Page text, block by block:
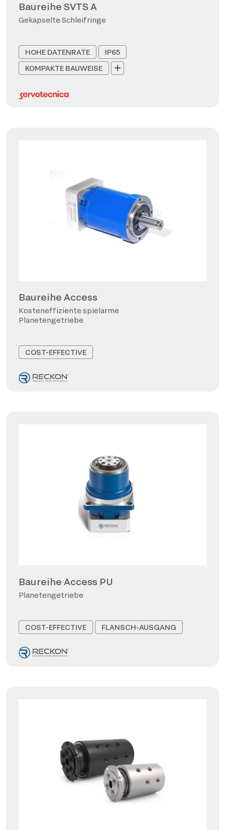
Baureihe SVTS A
Gekapselte Schleifringe
HOHE DATENRATE
IP65
KOMPAKTE BAUWEISE
Baureihe Access
Kosteneffiziente spielarme
Planetengetriebe
COST-EFFECTIVE
Baureihe Access PU
Planetengetriebe
COST-EFFECTIVE FLANSCH-AUSGANG